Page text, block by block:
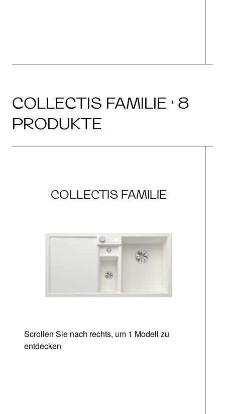
COLLECTIS FAMILIE · 8
PRODUKTE
COLLECTIS FAMILIE
Scrollen Sie nach rechts, um 1 Modell zu
entdecken